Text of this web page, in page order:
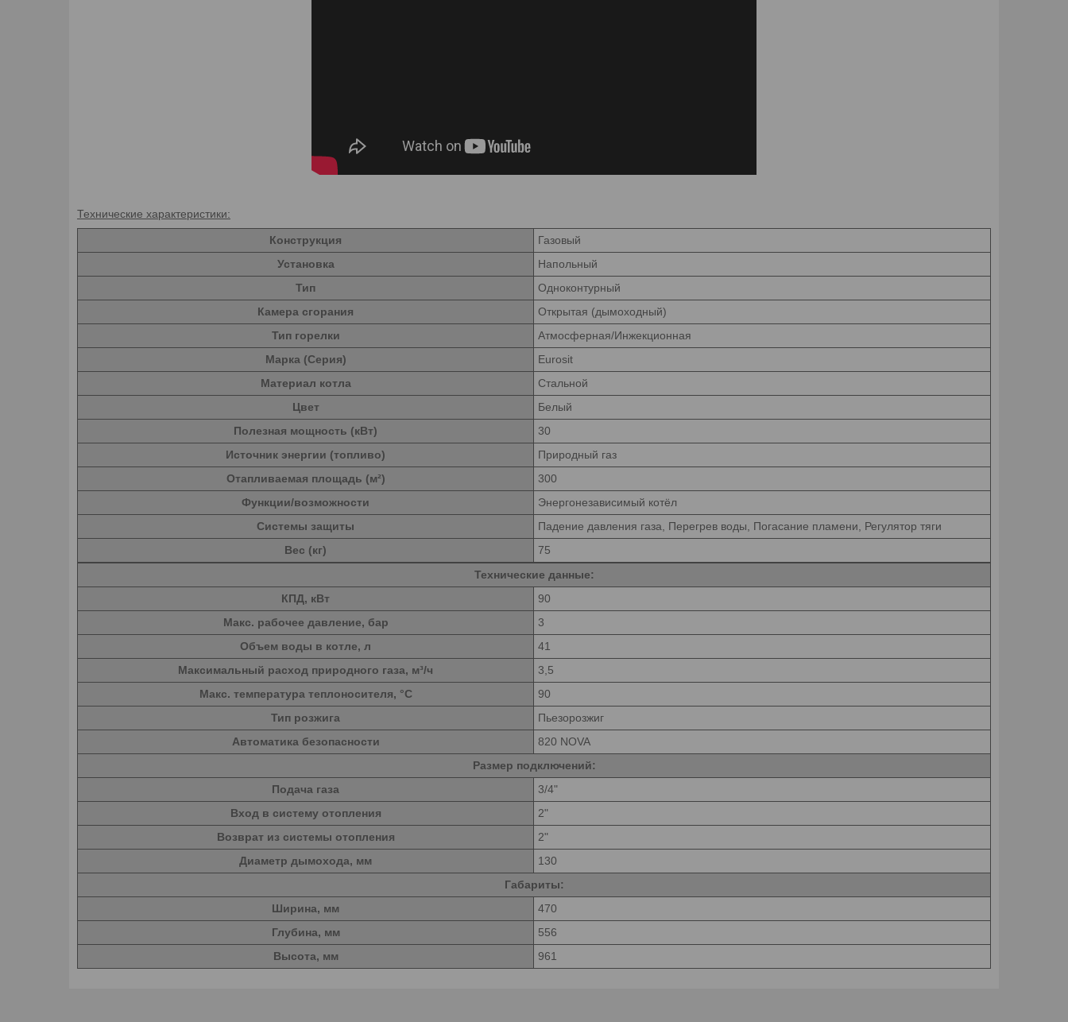
Технические характеристики:
Конструкция
Газовый
Установка
Напольный
Тип
Одноконтурный
Камера сгорания
Открытая (дымоходный)
Тип горелки
Атмосферная/Инжекционная
Марка (Серия)
Eurosit
Материал котла
Стальной
Цвет
Белый
Полезная мощность (кВт)
30
Источник энергии (топливо)
Природный газ
Отапливаемая площадь (м²)
300
Функции/возможности
Энергонезависимый котёл
Системы защиты
Падение давления газа, Перегрев воды, Погасание пламени, Регулятор тяги
Вес (кг)
75
Технические данные:
КПД, кВт
90
Макс. рабочее давление, бар
3
Объем воды в котле, л
41
Максимальный расход природного газа, м³/ч
3,5
Макс. температура теплоносителя, °C
90
Тип розжига
Пьезорозжиг
Автоматика безопасности
820 NOVA
Размер подключений:
Подача газа
3/4"
Вход в систему отопления
2"
Возврат из системы отопления
2"
Диаметр дымохода, мм
130
Габариты:
Ширина, мм
470
Глубина, мм
556
Высота, мм
961